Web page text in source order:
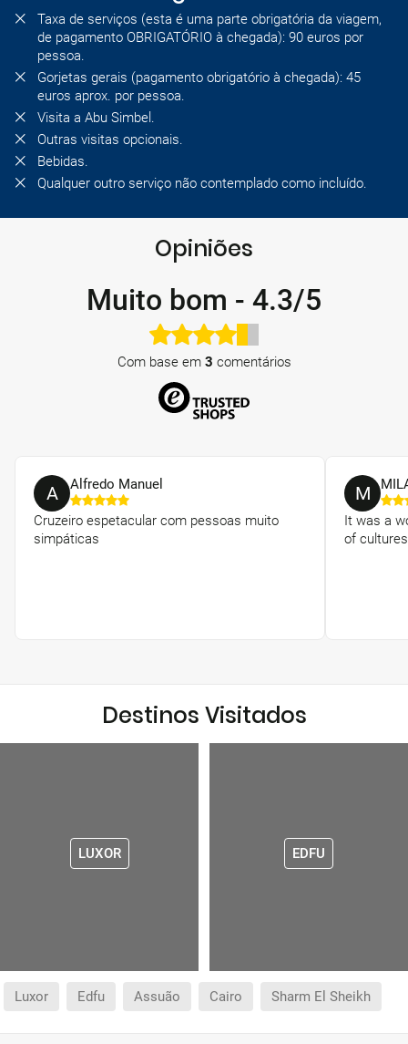
Taxa de serviços (esta é uma parte obrigatória da viagem,
de pagamento OBRIGATÓRIO à chegada): 90 euros por
pessoa.
Gorjetas gerais (pagamento obrigatório à chegada): 45
euros aprox. por pessoa.
Visita a Abu Simbel.
Outras visitas opcionais.
Bebidas.
Qualquer outro serviço não contemplado como incluído.
Opiniões
Muito bom - 4.3/5
Com base em 3 comentários
A Alfredo Manuel
Cruzeiro espetacular com pessoas muito
simpáticas
M
It was a
of
Destinos Visitados
LUXOR EDFU
Luxor Edfu Assuão Cairo Sharm El Sheikh